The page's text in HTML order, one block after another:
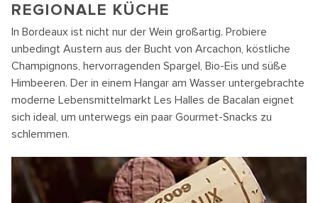
REGIONALE KÜCHE
In Bordeaux ist nicht nur der Wein großartig. Probiere
unbedingt Austern aus der Bucht von Arcachon, köstliche
Champignons, hervorragenden Spargel, Bio-Eis und süße
Himbeeren. Der in einem Hangar am Wasser untergebrachte
moderne Lebensmittelmarkt Les Halles de Bacalan eignet
sich ideal, um unterwegs ein paar Gourmet-Snacks zu
schlemmen.